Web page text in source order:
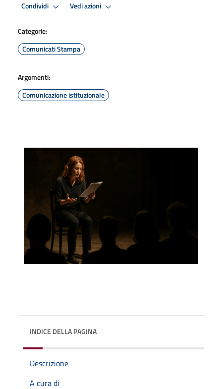
Condividi Vedi azioni
Categorie:
Comunicati Stampa
Argomenti:
Comunicazione istituzionale
INDICE DELLA PAGINA
Descrizione
A cura di